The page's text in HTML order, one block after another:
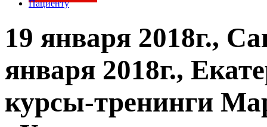
Пациенту
19 января 2018г.,
января 2018г.,
курсы-тренинги